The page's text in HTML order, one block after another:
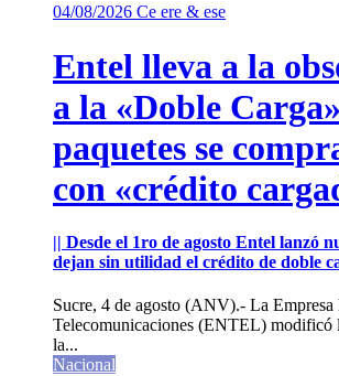
04/08/2026 Ce ere & ese
Entel lleva a la
a la «Doble
paquetes se
con «crédito
|| Desde el 1ro de agosto Entel lanzó
dejan sin utilidad el crédito de doble
Sucre, 4 de agosto (ANV).- La Empresa
Telecomunicaciones (ENTEL) modificó
la...
Nacional